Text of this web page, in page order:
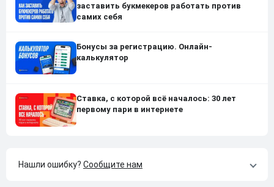
заставить букмекеров работать против
самих себя
Бонусы за регистрацию. Онлайн-
калькулятор
Ставка, с которой всё началось: 30 лет
первому пари в интернете
Нашли ошибку? Сообщите нам